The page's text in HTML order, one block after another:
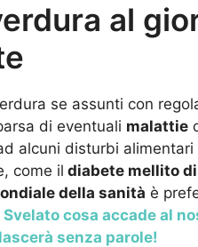
al
se assunti con
di eventuali malattie
alcuni disturbi alimentari
come il diabete mellito
della sanità è
Svelato cosa accade al
senza parole!